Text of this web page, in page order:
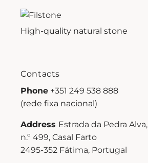
High-quality natural stone
Contacts
Phone +351 249 538 888
(rede fixa nacional)
Address Estrada da Pedra Alva,
n.º 499, Casal Farto
2495-352 Fátima, Portugal